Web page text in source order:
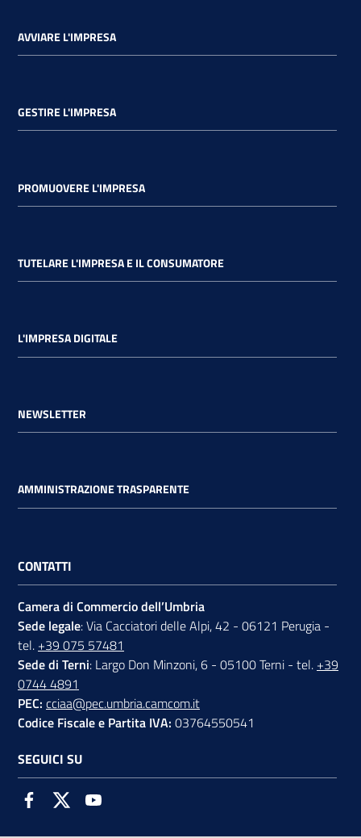
AVVIARE L'IMPRESA
GESTIRE L'IMPRESA
PROMUOVERE L'IMPRESA
TUTELARE L'IMPRESA E IL CONSUMATORE
L'IMPRESA DIGITALE
NEWSLETTER
AMMINISTRAZIONE TRASPARENTE
CONTATTI
Camera di Commercio dell’Umbria
Sede legale: Via Cacciatori delle Alpi, 42 - 06121 Perugia -
tel. +39 075 57481
Sede di Terni: Largo Don Minzoni, 6 - 05100 Terni - tel. +39
0744 4891
PEC: cciaa@pec.umbria.camcom.it
Codice Fiscale e Partita IVA: 03764550541
SEGUICI SU
FacebookTwitter